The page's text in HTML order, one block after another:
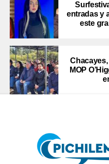
entradas y
este
MOP